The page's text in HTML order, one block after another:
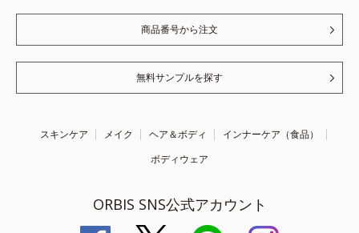
商品番号から注文
無料サンプルを探す
スキンケア メイク ヘア＆ボディ
インナーケア（食品）
ボディウェア
ORBIS SNS公式アカウント